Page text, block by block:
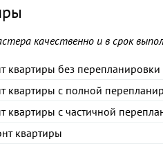
качественно и в срок
квартиры без перепланировки
квартиры с полной
квартиры с частичной
квартиры